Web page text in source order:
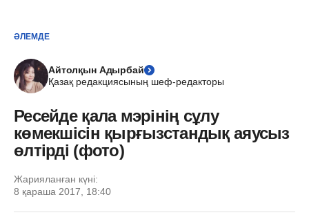
ӘЛЕМДЕ
Айтолқын Адырбай
Қазақ редакциясының шеф-редакторы
Ресейде қала мэрінің сұлу
көмекшісін қырғызстандық аяусыз
өлтірді (фото)
Жарияланған күні:
8 қараша 2017, 18:40